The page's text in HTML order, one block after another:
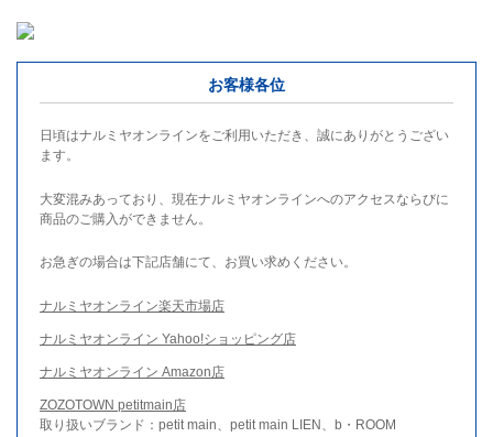
お客様各位
日頃はナルミヤオンラインをご利用いただき、誠にありがとうござい
ます。
大変混みあっており、現在ナルミヤオンラインへのアクセスならびに
商品のご購入ができません。
お急ぎの場合は下記店舗にて、お買い求めください。
ナルミヤオンライン楽天市場店
ナルミヤオンライン Yahoo!ショッピング店
ナルミヤオンライン Amazon店
ZOZOTOWN petitmain店
取り扱いブランド：petit main、petit main LIEN、b・ROOM